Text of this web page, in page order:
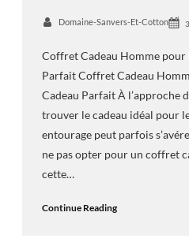
Domaine-Sanvers-Et-Cotton
Coffret Cadeau Homme pour
Parfait Coffret Cadeau
Cadeau Parfait À l’approche
trouver le cadeau idéal pour
entourage peut parfois
ne pas opter pour un coffret
cette…
Continue Reading